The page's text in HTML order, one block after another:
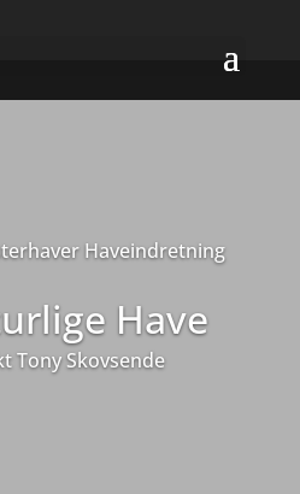
Haveindretning
Have
Tony Skovsende